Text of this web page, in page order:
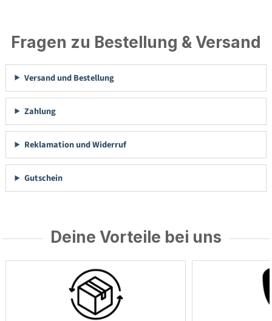
Fragen zu Bestellung & Versand
Versand und Bestellung
Zahlung
Reklamation und Widerruf
Gutschein
Deine Vorteile bei uns